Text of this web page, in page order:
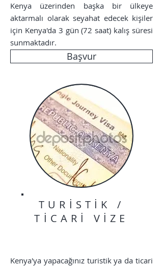
Kenya üzerinden başka bir ülkeye
aktarmalı olarak seyahat edecek kişiler
için Kenya'da 3 gün (72 saat) kalış süresi
sunmaktadır.
Başvur
TURİSTİK /
TİCARİ VİZE
Kenya'ya yapacağınız turistik ya da ticari